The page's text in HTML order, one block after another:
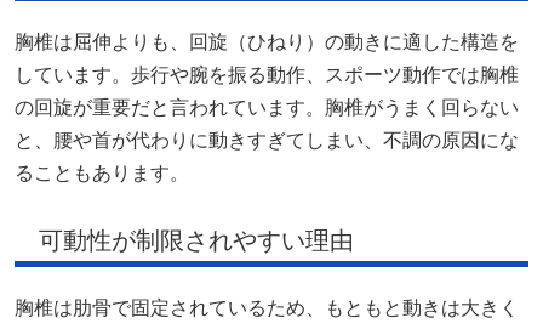
胸椎は屈伸よりも、回旋（ひねり）の動きに適した構造を
しています。歩行や腕を振る動作、スポーツ動作では胸椎
の回旋が重要だと言われています。胸椎がうまく回らない
と、腰や首が代わりに動きすぎてしまい、不調の原因にな
ることもあります。
可動性が制限されやすい理由
胸椎は肋骨で固定されているため、もともと動きは大きく